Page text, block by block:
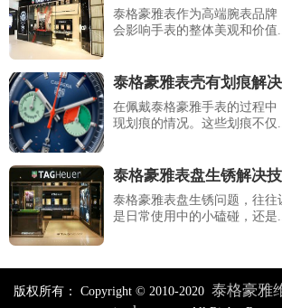
泰格豪雅表作为高端腕表品牌
会影响手表的整体美观和价值
泰格豪雅表壳有划痕解决
在佩戴泰格豪雅手表的过程中
现划痕的情况。这些划痕不仅
泰格豪雅表盘生锈解决技
泰格豪雅表盘生锈问题，往往
是日常使用中的小磕碰，还是
版权所有： Copyright © 2010-2020 泰格豪雅